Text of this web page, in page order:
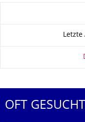
Letzte
OFT GESUCHT